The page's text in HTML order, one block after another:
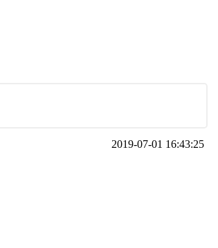
2019-07-01 16:43:25